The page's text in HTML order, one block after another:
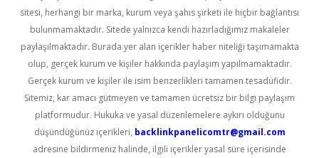
sitesi, herhangi bir marka, kurum veya şahıs şirketi ile hiçbir bağlantısı
bulunmamaktadır. Sitede yalnızca kendi hazırladığımız makaleler
paylaşılmaktadır. Burada yer alan içerikler haber niteliği taşımamakta
olup, gerçek kurum ve kişiler hakkında paylaşım yapılmamaktadır.
Gerçek kurum ve kişiler ile isim benzerlikleri tamamen tesadüfidir.
Sitemiz, kar amacı gütmeyen ve tamamen ücretsiz bir bilgi paylaşım
platformudur. Hukuka ve yasal düzenlemelere aykırı olduğunu
düşündüğünüz içerikleri, backlinkpanelicomtr@gmail.com
adresine bildirmeniz halinde, ilgili içerikler yasal süre içerisinde